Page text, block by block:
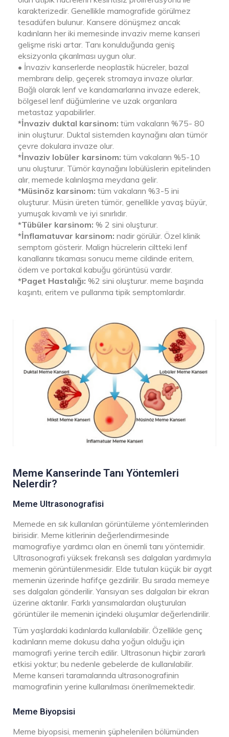
karakterizedir. Genellikle mamografide görülmez
tesadüfen bulunur. Kansere dönüşmez ancak
kadınların her iki memesinde invaziv meme kanseri
gelişme riski artar. Tanı konulduğunda geniş
eksizyonla çıkarılması uygun olur.
• İnvaziv kanserlerde neoplastik hücreler, bazal
membranı delip, geçerek stromaya invaze olurlar.
Bağlı olarak lenf ve kandamarlarına invaze ederek,
bölgesel lenf düğümlerine ve uzak organlara
metastaz yapabilirler.
*İnvaziv duktal karsinom: tüm vakaların %75- 80
inin oluşturur. Duktal sistemden kaynağını alan tümör
çevre dokulara invaze olur.
*İnvaziv lobüler karsinom: tüm vakaların %5-10
unu oluşturur. Tümör kaynağını lobülüslerin epitelinden
alır, memede kalınlaşma meydana gelir.
*Müsinöz karsinom: tüm vakaların %3-5 ini
oluşturur. Müsin üreten tümör, genellikle yavaş büyür,
yumuşak kıvamlı ve iyi sınırlıdır.
*Tübüler karsinom: % 2 sini oluşturur.
*İnflamatuvar karsinom: nadir görülür. Özel klinik
semptom gösterir. Malign hücrelerin ciltteki lenf
kanallarını tıkaması sonucu meme cildinde eritem,
ödem ve portakal kabuğu görüntüsü vardır.
*Paget Hastalığı: %2 sini oluşturur. meme başında
kaşıntı, eritem ve pullanma tipik semptomlardır.
Meme Kanserinde Tanı Yöntemleri
Nelerdir?
Meme Ultrasonografisi
Memede en sık kullanılan görüntüleme yöntemlerinden
birisidir. Meme kitlerinin değerlendirmesinde
mamografiye yardımcı olan en önemli tanı yöntemidir.
Ultrasonografi yüksek frekanslı ses dalgaları yardımıyla
memenin görüntülenmesidir. Elde tutulan küçük bir aygıt
memenin üzerinde hafifçe gezdirilir. Bu sırada memeye
ses dalgaları gönderilir. Yansıyan ses dalgaları bir ekran
üzerine aktarılır. Farklı yansımalardan oluşturulan
görüntüler ile memenin içindeki oluşumlar değerlendirilir.
Tüm yaşlardaki kadınlarda kullanılabilir. Özellikle genç
kadınların meme dokusu daha yoğun olduğu için
mamografi yerine tercih edilir. Ultrasonun hiçbir zararlı
etkisi yoktur; bu nedenle gebelerde de kullanılabilir.
Meme kanseri taramalarında ultrasonografinin
mamografinin yerine kullanılması önerilmemektedir.
Meme Biyopsisi
Meme biyopsisi, memenin şüphelenilen bölümünden